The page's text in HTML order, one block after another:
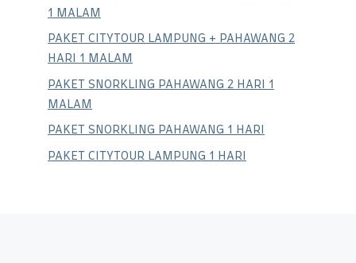
1 MALAM
PAKET CITYTOUR LAMPUNG + PAHAWANG 2
HARI 1 MALAM
PAKET SNORKLING PAHAWANG 2 HARI 1
MALAM
PAKET SNORKLING PAHAWANG 1 HARI
PAKET CITYTOUR LAMPUNG 1 HARI